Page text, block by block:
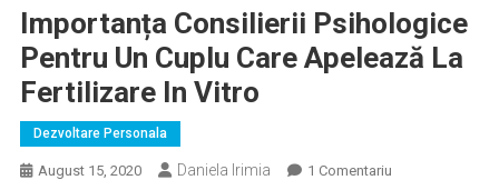
Importanța Consilierii Psihologice
Pentru Un Cuplu Care Apelează La
Fertilizare In Vitro
Dezvoltare Personala
August 15, 2020 Daniela Irimia 1 ComentariuLa